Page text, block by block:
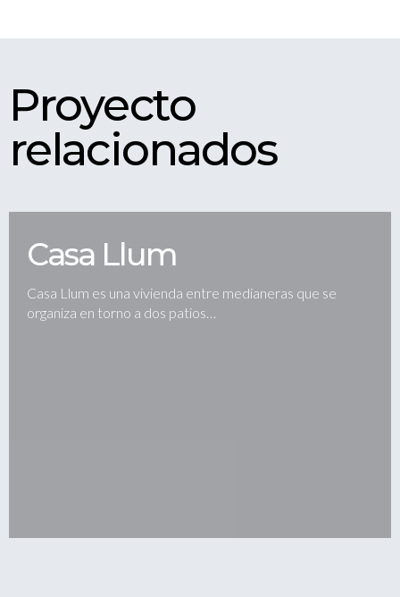
Proyecto
relacionados
Casa Llum
Casa Llum es una vivienda entre medianeras que se
organiza en torno a dos patios…